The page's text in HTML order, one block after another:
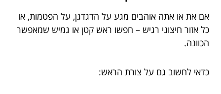
אם את או אתה אוהבים מגע על הדגדגן, על הפטמות, או
כל אזור חיצוני רגיש – חפשו ראש קטן או גמיש שמאפשר
הכוונה.
כדאי לחשוב גם על צורת הראש: